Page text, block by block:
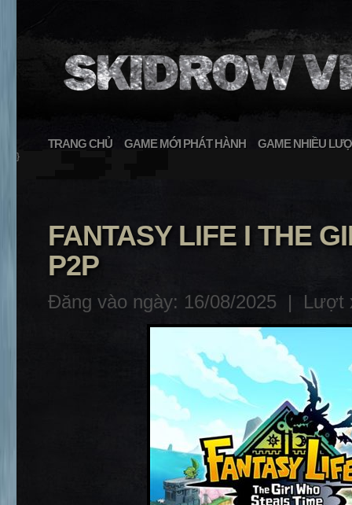
TRANG CHỦ GAME MỚI PHÁT HÀNH GAME NHIỀU
}
FANTASY LIFE I THE
P2P
Đăng vào ngày: 16/08/2025 | Lượt